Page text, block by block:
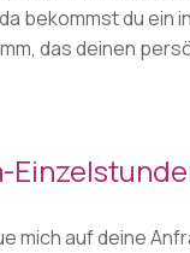
bekommst du ein
das deinen
mich auf deine